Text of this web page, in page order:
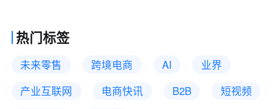
热门标签
未来零售 跨境电商 AI
业界
产业互联网
电商快讯 B2B
短视频